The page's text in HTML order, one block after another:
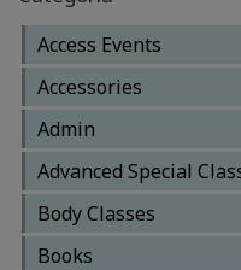
PRINCIPAIS
PRODUTOS
EM
PORTUGUÊS
BOOKS
CLASSES
Access Events
Accessories
Admin
Advanced Special
Body Classes
Books